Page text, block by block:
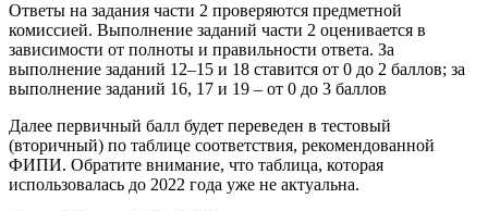
Ответы на задания части 2 проверяются предметной
комиссией. Выполнение заданий части 2 оценивается в
зависимости от полноты и правильности ответа. За
выполнение заданий 12–15 и 18 ставится от 0 до 2 баллов; за
выполнение заданий 16, 17 и 19 – от 0 до 3 баллов
Далее первичный балл будет переведен в тестовый
(вторичный) по таблице соответствия, рекомендованной
ФИПИ. Обратите внимание, что таблица, которая
использовалась до 2022 года уже не актуальна.